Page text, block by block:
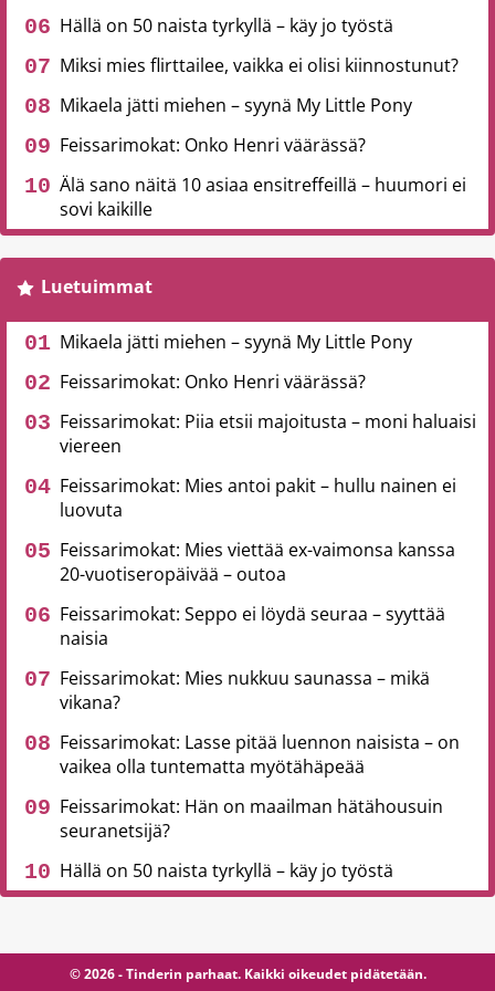
Hällä on 50 naista tyrkyllä – käy jo työstä
Miksi mies flirttailee, vaikka ei olisi kiinnostunut?
Mikaela jätti miehen – syynä My Little Pony
Feissarimokat: Onko Henri väärässä?
Älä sano näitä 10 asiaa ensitreffeillä – huumori ei
sovi kaikille
Luetuimmat
Mikaela jätti miehen – syynä My Little Pony
Feissarimokat: Onko Henri väärässä?
Feissarimokat: Piia etsii majoitusta – moni haluaisi
viereen
Feissarimokat: Mies antoi pakit – hullu nainen ei
luovuta
Feissarimokat: Mies viettää ex-vaimonsa kanssa
20-vuotiseropäivää – outoa
Feissarimokat: Seppo ei löydä seuraa – syyttää
naisia
Feissarimokat: Mies nukkuu saunassa – mikä
vikana?
Feissarimokat: Lasse pitää luennon naisista – on
vaikea olla tuntematta myötähäpeää
Feissarimokat: Hän on maailman hätähousuin
seuranetsijä?
Hällä on 50 naista tyrkyllä – käy jo työstä
© 2026 - Tinderin parhaat. Kaikki oikeudet pidätetään.